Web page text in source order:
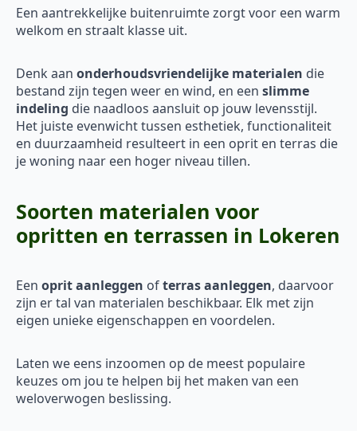
Een aantrekkelijke buitenruimte zorgt voor een warm
welkom en straalt klasse uit.
Denk aan onderhoudsvriendelijke materialen die
bestand zijn tegen weer en wind, en een slimme
indeling die naadloos aansluit op jouw levensstijl.
Het juiste evenwicht tussen esthetiek, functionaliteit
en duurzaamheid resulteert in een oprit en terras die
je woning naar een hoger niveau tillen.
Soorten materialen voor
opritten en terrassen in Lokeren
Een oprit aanleggen ofterras aanleggen, daarvoor
zijn er tal van materialen beschikbaar. Elk met zijn
eigen unieke eigenschappen en voordelen.
Laten we eens inzoomen op de meest populaire
keuzes om jou te helpen bij het maken van een
weloverwogen beslissing.